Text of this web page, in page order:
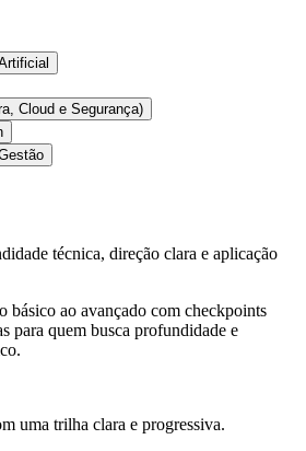
Cloud e Segurança)
técnica, direção clara e aplicação
básico ao avançado com checkpoints
para quem busca profundidade e
uma trilha clara e progressiva.